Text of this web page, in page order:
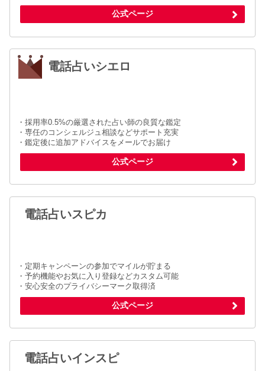
公式ページ
電話占いシエロ
・採用率0.5%の厳選された占い師の良質な鑑定
・専任のコンシェルジュ相談などサポート充実
・鑑定後に追加アドバイスをメールでお届け
公式ページ
電話占いスピカ
・定期キャンペーンの参加でマイルが貯まる
・予約機能やお気に入り登録などカスタム可能
・安心安全のプライバシーマーク取得済
公式ページ
電話占いインスピ